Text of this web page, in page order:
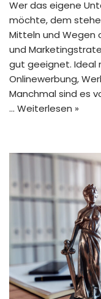
Wer das eigene
möchte, dem
Mitteln und Wegen
und
gut geeignet. Ideal
Onlinewerbung,
Manchmal sind es
… Weiterlesen »